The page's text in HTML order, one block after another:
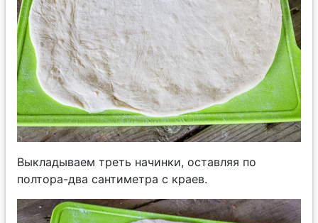
Выкладываем треть начинки, оставляя по
полтора-два сантиметра с краев.